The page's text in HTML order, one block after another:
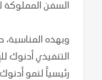
السفن المملوكة
وبهذه المناسبة،
التنفيذي أدنوك
رئيسياً لنمو